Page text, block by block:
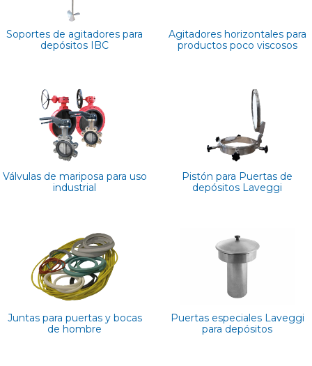
Soportes de agitadores para
depósitos IBC
Agitadores horizontales para
productos poco viscosos
Válvulas de mariposa para uso
industrial
Pistón para Puertas de
depósitos Laveggi
Juntas para puertas y bocas
de hombre
Puertas especiales Laveggi
para depósitos